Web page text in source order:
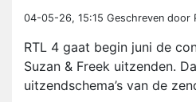
04-05-26, 15:15 Geschreven door
RTL 4 gaat begin juni de
Suzan & Freek uitzenden.
uitzendschema’s van de